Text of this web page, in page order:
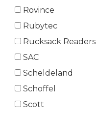
Rovince
Rubytec
Rucksack Readers
SAC
Scheldeland
Schoffel
Scott